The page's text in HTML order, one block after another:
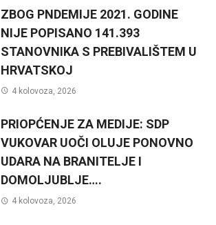
ZBOG PNDEMIJE 2021. GODINE
NIJE POPISANO 141.393
STANOVNIKA S PREBIVALIŠTEM U
HRVATSKOJ
4 kolovoza, 2026
PRIOPĆENJE ZA MEDIJE: SDP
VUKOVAR UOČI OLUJE PONOVNO
UDARA NA BRANITELJE I
DOMOLJUBLJE….
4 kolovoza, 2026